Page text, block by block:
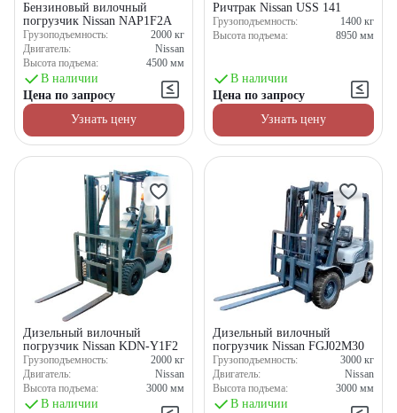
Бензиновый вилочный
погрузчик Nissan NAP1F2A
Грузоподъемность: 2000 кг
Двигатель:
Nissan
Высота подъема:
4500 мм
В наличии
Цена по запросу
Узнать цену
Ричтрак Nissan USS 141
Грузоподъемность: 1400 кг
Высота подъема:
8950 мм
В наличии
Цена по запросу
Узнать цену
Дизельный вилочный
погрузчик Nissan KDN-Y1F2
Грузоподъемность: 2000 кг
Двигатель:
Nissan
Высота подъема:
3000 мм
В наличии
Дизельный вилочный
погрузчик Nissan FGJ02M30
Грузоподъемность: 3000 кг
Двигатель:
Nissan
Высота подъема:
3000 мм
В наличии